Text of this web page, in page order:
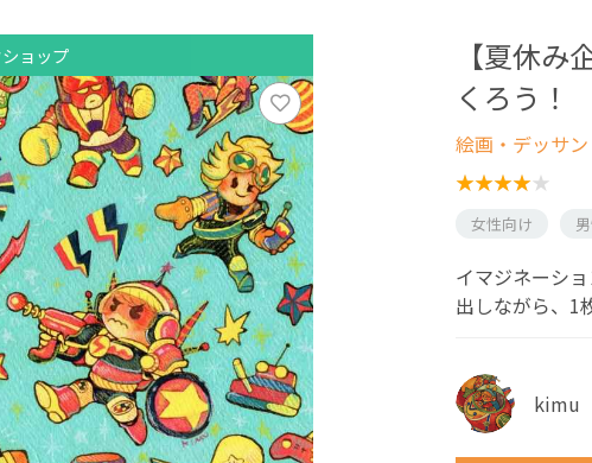
ョップ
【夏休
くろう！
絵画・デッサ
女性向け
イマジネーシ
出しながら、1
kimu